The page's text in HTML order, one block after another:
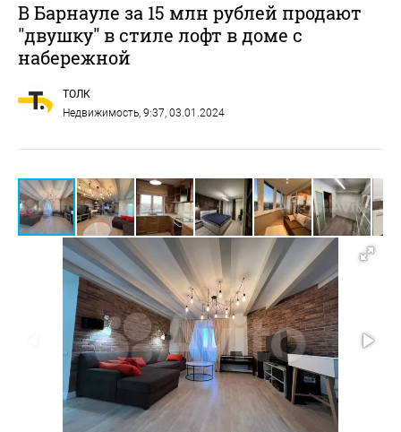
В Барнауле за 15 млн рублей продают
"двушку" в стиле лофт в доме с
набережной
ТОЛК
Недвижимость, 9:37, 03.01.2024